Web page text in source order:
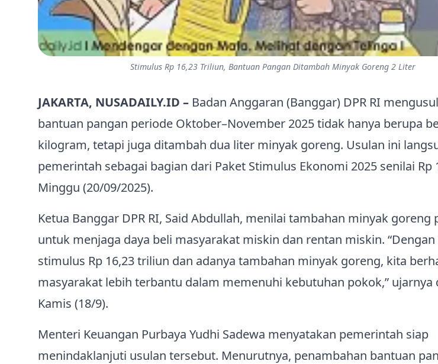
Stimulus Rp 16,23 Triliun, Bantuan Pangan Ditambah Minyak Goreng 2 Liter
JAKARTA, NUSADAILY.ID – Badan Anggaran (Banggar) DPR RI
bantuan pangan periode Oktober–November 2025 tidak hanya berupa
kilogram, tetapi juga ditambah dua liter minyak goreng. Usulan ini
pemerintah sebagai bagian dari Paket Stimulus Ekonomi 2025 senilai Rp
Minggu (20/09/2025).
Ketua Banggar DPR RI, Said Abdullah, menilai tambahan minyak goreng
untuk menjaga daya beli masyarakat miskin dan rentan miskin.
stimulus Rp 16,23 triliun dan adanya tambahan minyak goreng, kita
masyarakat lebih terbantu dalam memenuhi kebutuhan pokok,” ujarnya
Kamis (18/9).
Menteri Keuangan Purbaya Yudhi Sadewa menyatakan pemerintah siap
menindaklanjuti usulan tersebut. Menurutnya, penambahan bantuan